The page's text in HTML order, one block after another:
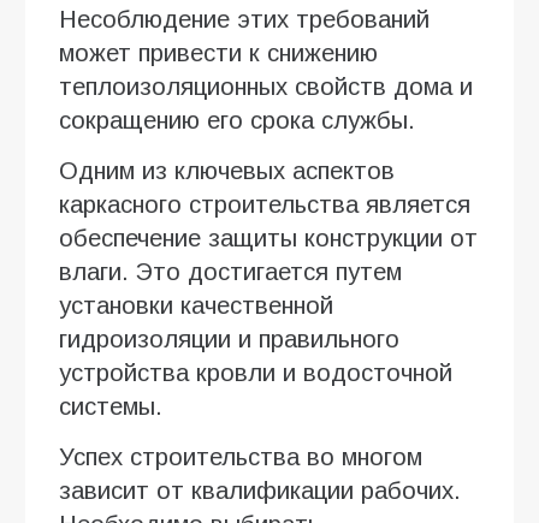
Несоблюдение этих требований
может привести к снижению
теплоизоляционных свойств дома и
сокращению его срока службы.
Одним из ключевых аспектов
каркасного строительства является
обеспечение защиты конструкции от
влаги. Это достигается путем
установки качественной
гидроизоляции и правильного
устройства кровли и водосточной
системы.
Успех строительства во многом
зависит от квалификации рабочих.